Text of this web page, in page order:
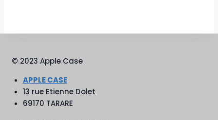
© 2023 Apple Case
APPLE CASE
13 rue Etienne Dolet
69170 TARARE